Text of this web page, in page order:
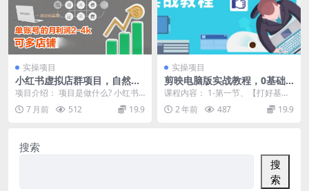
实操项目
小红书虚拟店群项目，自然流
玩法，批量自动化，稳定不费
号，单账号的月利润2-4k，可
多店矩阵
项目介绍： 项目是做什么? 小红书
虚拟资科类产品 笔记挂链接，不直
播 自然流玩法...
7 月前 512 19.9
实操项目
剪映电脑版实战教程，0基础
打造短视频剪辑高手，详解功
能、工具与实操案例
课程内容： 1-第一节、【打好基
础】剪映专业版首页面板功能详解
2-第二节、【巩...
2 年前 487 19.9
搜索
搜
索